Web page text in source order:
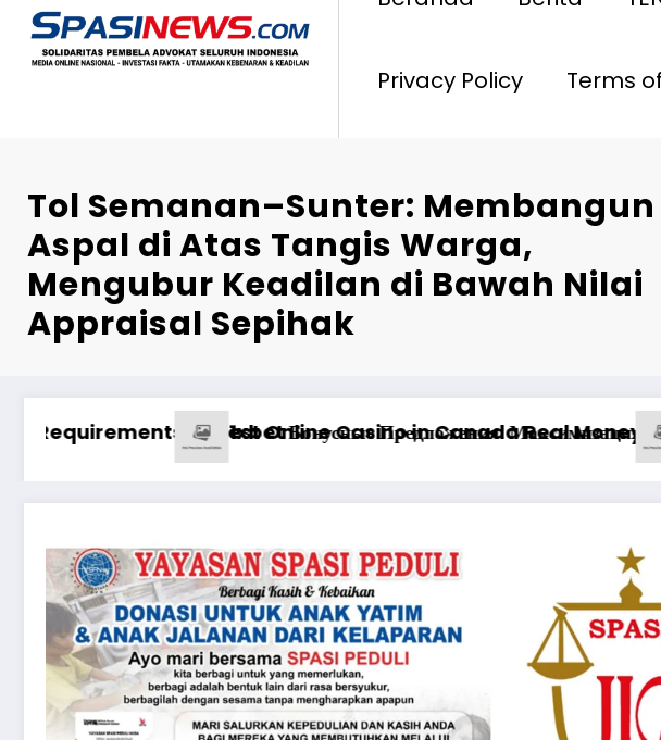
Privacy Policy Terms
Tol Semanan–Sunter: Membangun
Aspal di Atas Tangis Warga,
Mengubur Keadilan di Bawah Nilai
Appraisal Sepihak
средств на платформе казиноPinco Online Casino: Oyunçuların Müştəri